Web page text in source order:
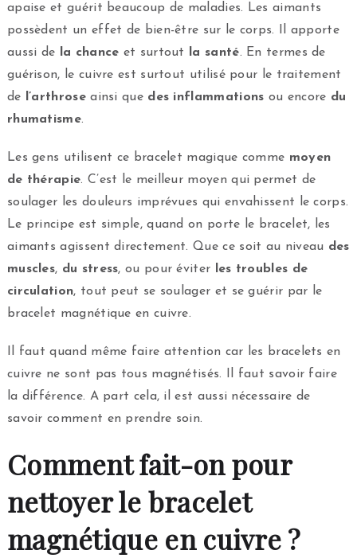
apaise et guérit beaucoup de maladies. Les aimants
possèdent un effet de bien-être sur le corps. Il apporte
aussi de
la chance et surtout la santé. En termes de
guérison, le cuivre est surtout utilisé pour le traitement
de
l’arthroseainsi que des inflammations ou encore du
rhumatisme.
Les gens utilisent ce bracelet magique comme moyen
de thérapie. C’est le meilleur moyen qui permet de
soulager les douleurs imprévues qui envahissent le corps.
Le principe est simple, quand on porte le bracelet, les
aimants agissent directement. Que ce soit au niveau des
muscles, du stress, ou pour éviter
les troubles de
circulation, tout peut se soulager et se guérir par le
bracelet magnétique en cuivre.
Il faut quand même faire attention car les bracelets en
cuivre ne sont pas tous magnétisés. Il faut savoir faire
la différence. A part cela, il est aussi nécessaire de
savoir comment en prendre soin.
Comment fait-on pour
nettoyer le bracelet
magnétique en cuivre ?